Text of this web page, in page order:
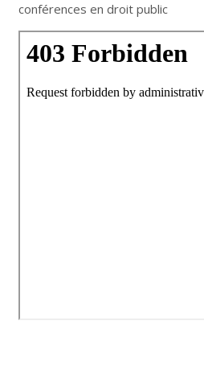
conférences en droit public